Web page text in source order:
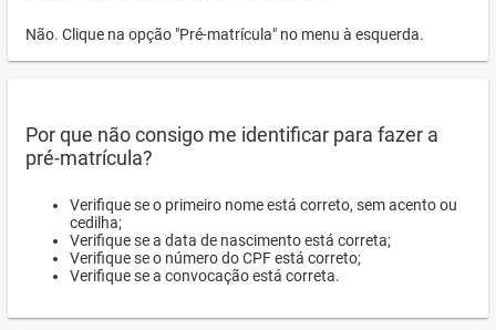
Não. Clique na opção "Pré-matrícula" no menu à esquerda.
Por que não consigo me identificar para fazer a
pré-matrícula?
Verifique se o primeiro nome está correto, sem acento ou
cedilha;
Verifique se a data de nascimento está correta;
Verifique se o número do CPF está correto;
Verifique se a convocação está correta.